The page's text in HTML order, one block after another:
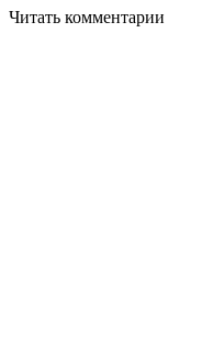
Читать комментарии